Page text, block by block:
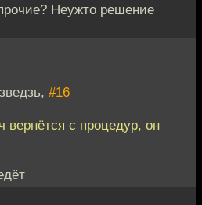
Неужто решение
#16
с процедур, он